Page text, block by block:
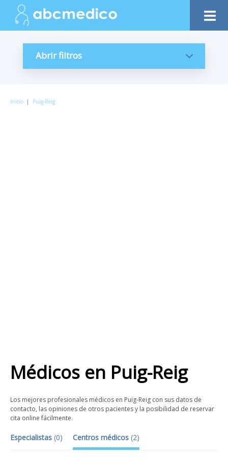
Abrir filtros
Inicio | Puig-Reig
Médicos en Puig-Reig
Los mejores profesionales médicos en Puig-Reig con sus datos de
contacto, las opiniones de otros pacientes y la posibilidad de reservar
cita online fácilmente.
Especialistas (0) Centros médicos (2)